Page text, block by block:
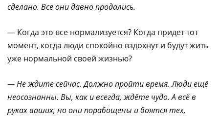
сделано. Все они давно продались.
— Когда это все нормализуется? Когда придет тот
момент, когда люди спокойно вздохнут и будут жить
уже нормальной своей жизнью?
— Не ждите сейчас. Должно пройти время. Люди ещё
неосознанны. Вы, как и всегда, ждёте чудо. А всё в
руках ваших, но они порабощены и боятся тех,